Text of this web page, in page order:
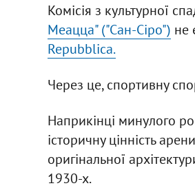
Комісія з культурної
Меацца" ("Сан-Сіро") не
Repubblica.
Через це, спортивну
Наприкінці минулого
історичну цінність
оригінальної
1930-х.